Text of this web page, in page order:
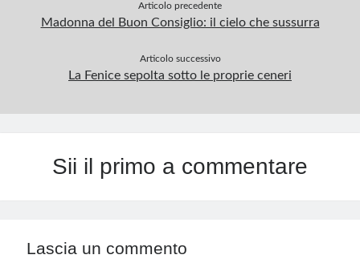
Articolo precedente
Madonna del Buon Consiglio: il cielo che sussurra
Articolo successivo
La Fenice sepolta sotto le proprie ceneri
Sii il primo a commentare
Lascia un commento